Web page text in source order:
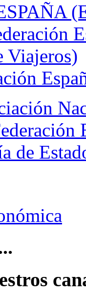
Viajeros)
de